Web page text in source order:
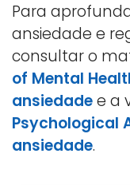
Para
ansiedade e
consultar o
of Mental
ansiedadee a
Psychological
ansiedade.